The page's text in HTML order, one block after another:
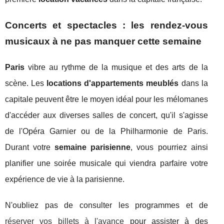
Concerts et spectacles : les rendez-vous
musicaux à ne pas manquer cette semaine
Paris vibre au rythme de la musique et des arts de la
scène. Les locations d'appartements meublés dans la
capitale peuvent être le moyen idéal pour les mélomanes
d'accéder aux diverses salles de concert, qu'il s'agisse
de l'Opéra Garnier ou de la Philharmonie de Paris.
Durant votresemaine parisienne, vous pourriez ainsi
planifier une soirée musicale qui viendra parfaire votre
expérience de vie à la parisienne.
N'oubliez pas de consulter les programmes et de
réserver vos billets à l'avance pour assister à des